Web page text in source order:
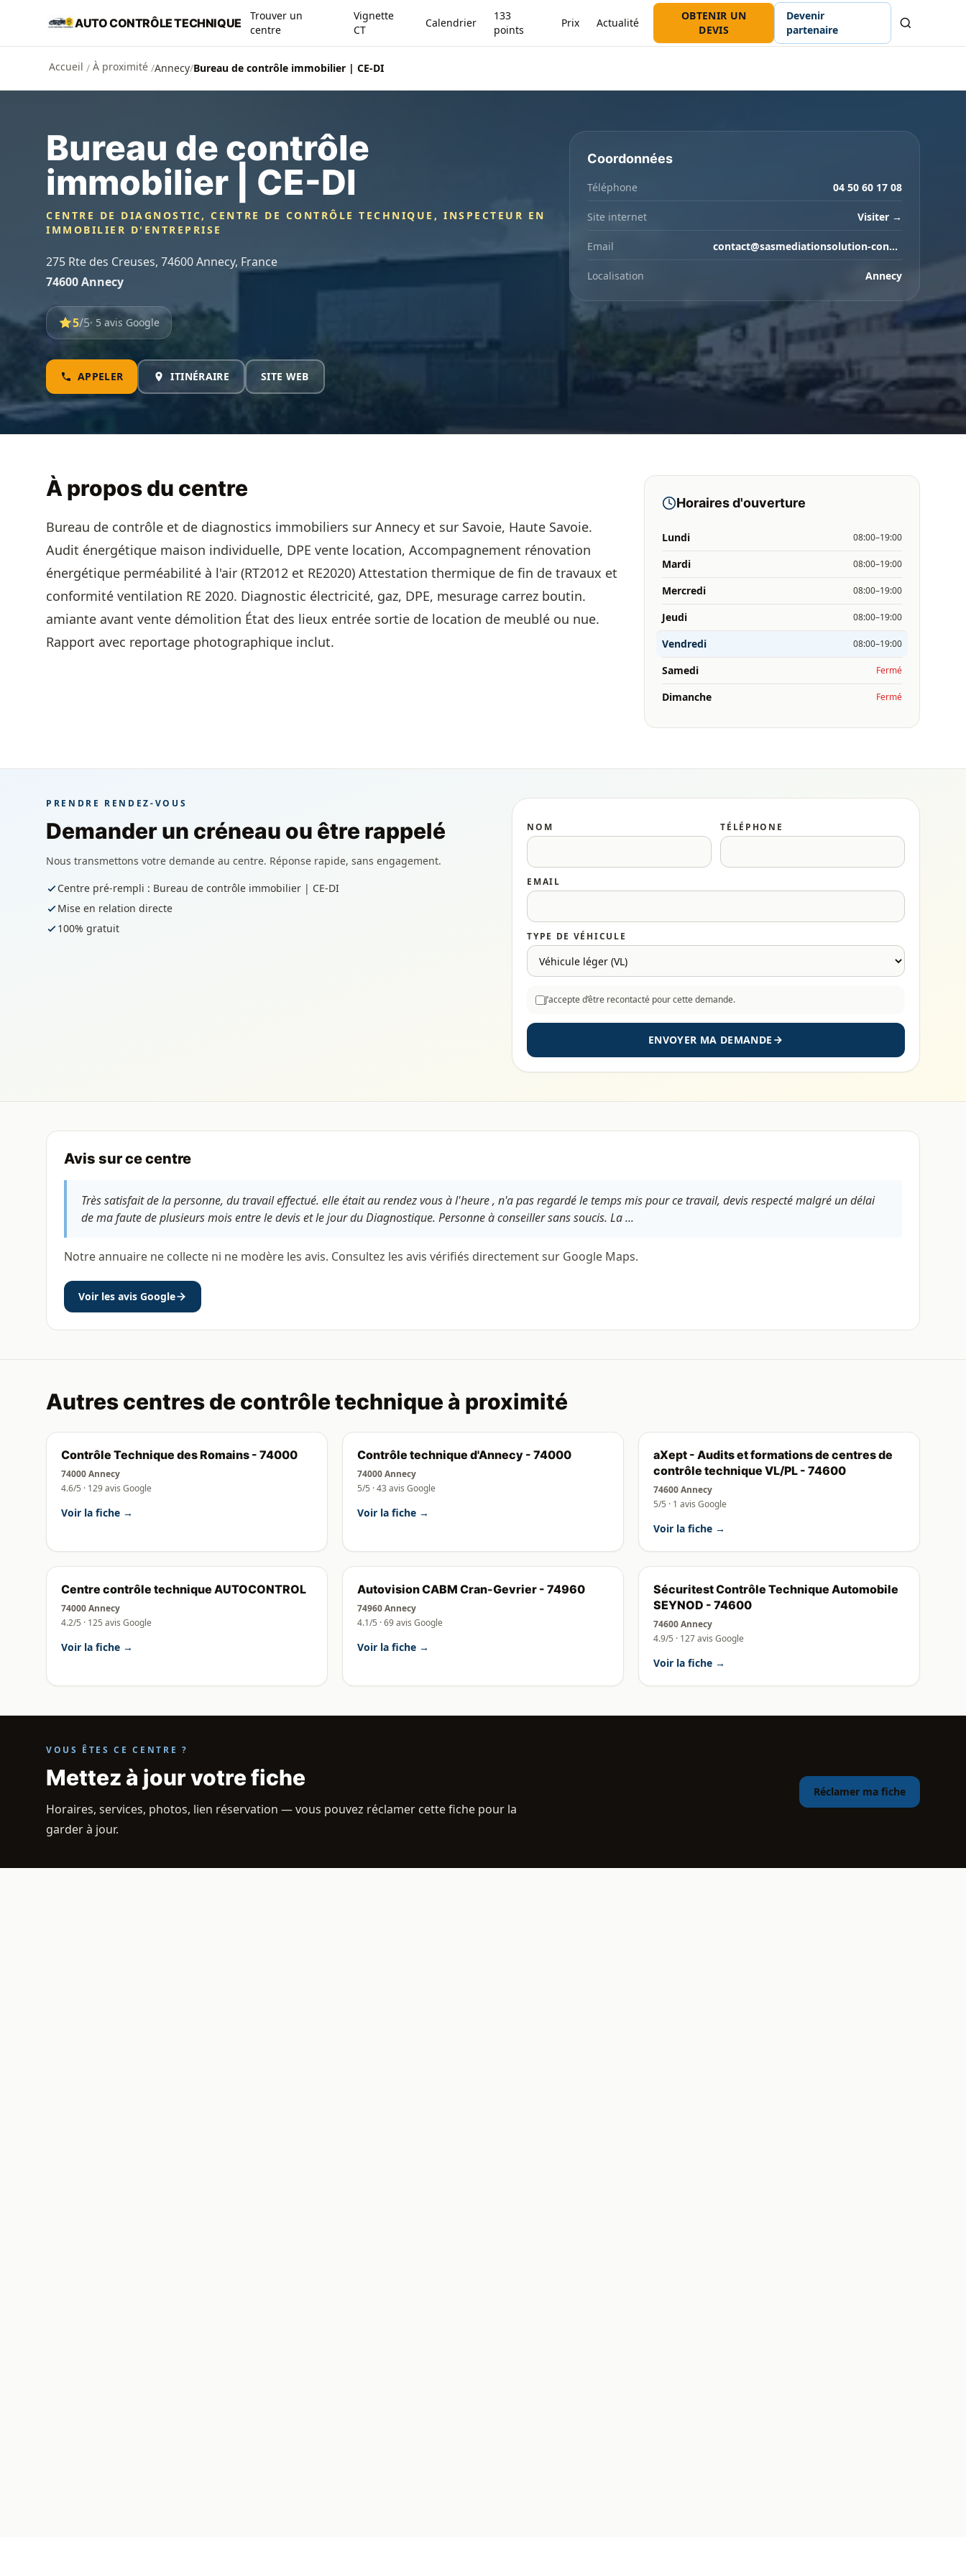
Aller au contenu principal
AUTO CONTRÔLE TECHNIQUE
Trouver un
centre
Vignette
CT
Calendrier
133
points
Prix Actualité
OBTENIR UN
DEVIS
Devenir
partenaire
Accueil / À proximité /Annecy/Bureau de contrôle immobilier | CE-DI
Bureau de contrôle
immobilier | CE-DI
CENTRE DE DIAGNOSTIC, CENTRE DE CONTRÔLE TECHNIQUE, INSPECTEUR EN
IMMOBILIER D'ENTREPRISE
275 Rte des Creuses, 74600 Annecy, France
74600 Annecy
5/5· 5 avis Google
APPELER ITINÉRAIRE SITE WEB
Coordonnées
Téléphone 04 50 60 17 08
Site internet Visiter →
Email contact@sasmediationsolution-conso.fr
Localisation Annecy
À propos du centre
Bureau de contrôle et de diagnostics immobiliers sur Annecy et sur Savoie, Haute Savoie.
Audit énergétique maison individuelle, DPE vente location, Accompagnement rénovation
énergétique perméabilité à l'air (RT2012 et RE2020) Attestation thermique de fin de travaux et
conformité ventilation RE 2020. Diagnostic électricité, gaz, DPE, mesurage carrez boutin.
amiante avant vente démolition État des lieux entrée sortie de location de meublé ou nue.
Rapport avec reportage photographique inclut.
Horaires d'ouverture
Lundi 08:00–19:00
Mardi 08:00–19:00
Mercredi 08:00–19:00
Jeudi 08:00–19:00
Vendredi 08:00–19:00
Samedi Fermé
Dimanche Fermé
PRENDRE RENDEZ-VOUS
Demander un créneau ou être rappelé
Nous transmettons votre demande au centre. Réponse rapide, sans engagement.
Centre pré-rempli : Bureau de contrôle immobilier | CE-DI
Mise en relation directe
100% gratuit
NOM TÉLÉPHONE
EMAIL
TYPE DE VÉHICULE
J’accepte d’être recontacté pour cette demande.
ENVOYER MA DEMANDE
Avis sur ce centre
Très satisfait de la personne, du travail effectué. elle était au rendez vous à l'heure , n'a pas regardé le temps mis pour ce travail, devis respecté malgré un délai
de ma faute de plusieurs mois entre le devis et le jour du Diagnostique. Personne à conseiller sans soucis. La ...
Notre annuaire ne collecte ni ne modère les avis. Consultez les avis vérifiés directement sur Google Maps.
Voir les avis Google
Autres centres de contrôle technique à proximité
Contrôle Technique des Romains - 74000
74000 Annecy
4.6/5 · 129 avis Google
Voir la fiche →
Contrôle technique d'Annecy - 74000
74000 Annecy
5/5 · 43 avis Google
Voir la fiche →
aXept - Audits et formations de centres de
contrôle technique VL/PL - 74600
74600 Annecy
5/5 · 1 avis Google
Voir la fiche →
Centre contrôle technique AUTOCONTROL
74000 Annecy
4.2/5 · 125 avis Google
Voir la fiche →
Autovision CABM Cran-Gevrier - 74960
74960 Annecy
4.1/5 · 69 avis Google
Voir la fiche →
Sécuritest Contrôle Technique Automobile
SEYNOD - 74600
74600 Annecy
4.9/5 · 127 avis Google
Voir la fiche →
VOUS ÊTES CE CENTRE ?
Mettez à jour votre fiche
Horaires, services, photos, lien réservation — vous pouvez réclamer cette fiche pour la
garder à jour.
Réclamer ma fiche